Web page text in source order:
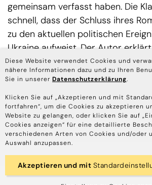
Diese Website verwendet Cookies und
nähere Informationen dazu und zu Ihren
Sie in unserer Datenschutzerklärung.
Klicken Sie auf „Akzeptieren und mit
fortfahren“, um die Cookies zu akzeptieren
Website zu gelangen, oder klicken Sie auf
Cookies anzeigen“ für eine detaillierte
verschiedenen Arten von Cookies und/oder
Auswahl anzupassen.
Akzeptieren und mit
gemeinsam verfasst haben. Die
schnell, dass der Schluss ihres
zu den aktuellen politischen
Ukraine aufweist. Der Autor
ganz normal sei, dass die Dinge,
herum geschehen, immer auch
Schüler sein erstes Interview,
auch Vertreter*innen der Presse zu
über das Projekt in der Zeitung
möchten.
Die Jugendlichen bekommen nun
mit gravierenden Ereignissen in